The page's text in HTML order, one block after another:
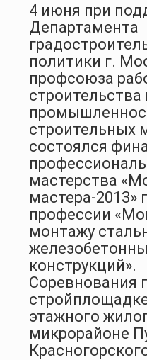
4 июня при
Департамента
политики г.
профсоюза
строительства
строительных
состоялся
мастерства
мастера-2013»
профессии
монтажу
конструкций».
Соревнования
этажного
микрорайоне